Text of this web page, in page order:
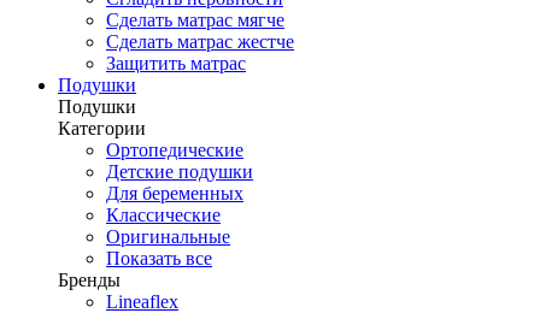
Сделать матрас мягче
Сделать матрас жестче
Защитить матрас
Подушки
Подушки
Категории
Ортопедические
Детские подушки
Для беременных
Классические
Оригинальные
Показать все
Бренды
Lineaflex